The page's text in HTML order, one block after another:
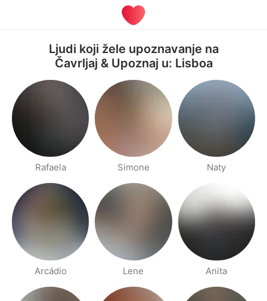
Ljudi koji žele upoznavanje na
Čavrljaj & Upoznaj u: Lisboa
Rafaela Simone Naty
Arcádio Lene Anita